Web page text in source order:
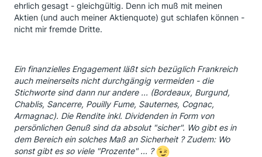
ehrlich gesagt - gleichgültig. Denn ich muß mit meinen
Aktien (und auch meiner Aktienquote) gut schlafen können -
nicht mir fremde Dritte.
Ein finanzielles Engagement läßt sich bezüglich Frankreich
auch meinerseits nicht durchgängig vermeiden - die
Stichworte sind dann nur andere ... (Bordeaux, Burgund,
Chablis, Sancerre, Pouilly Fume, Sauternes, Cognac,
Armagnac). Die Rendite inkl. Dividenden in Form von
persönlichen Genuß sind da absolut "sicher". Wo gibt es in
dem Bereich ein solches Maß an Sicherheit ? Zudem: Wo
sonst gibt es so viele "Prozente" ... ?